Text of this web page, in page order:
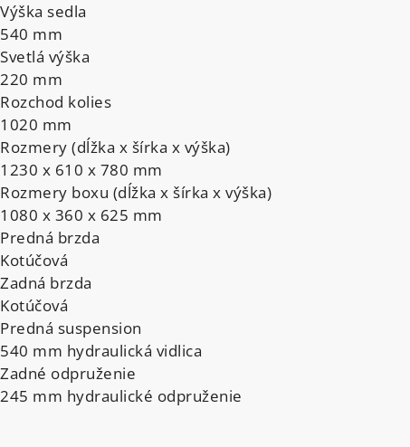
Výška sedla
540 mm
Svetlá výška
220 mm
Rozchod kolies
1020 mm
Rozmery (dĺžka x šírka x výška)
1230 x 610 x 780 mm
Rozmery boxu (dĺžka x šírka x výška)
1080 x 360 x 625 mm
Predná brzda
Kotúčová
Zadná brzda
Kotúčová
Predná suspension
540 mm hydraulická vidlica
Zadné odpruženie
245 mm hydraulické odpruženie